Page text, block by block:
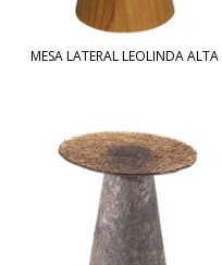
MESA LATERAL LEOLINDA ALTA